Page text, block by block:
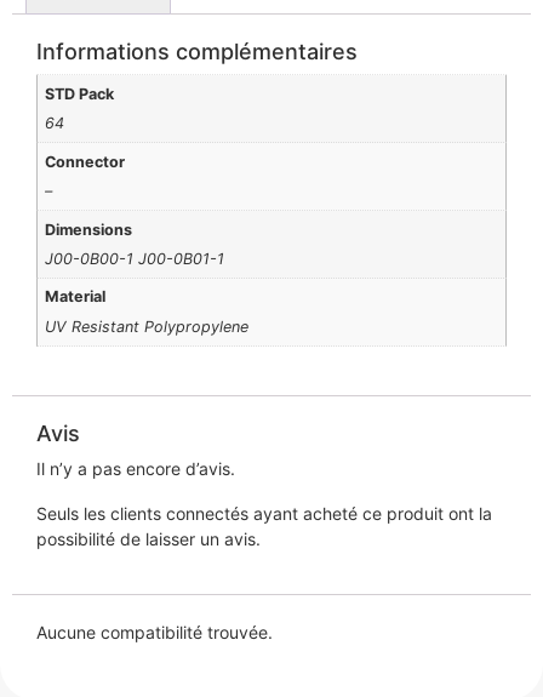
Informations complémentaires
STD Pack
64
Connector
–
Dimensions
J00-0B00-1 J00-0B01-1
Material
UV Resistant Polypropylene
Avis
Il n’y a pas encore d’avis.
Seuls les clients connectés ayant acheté ce produit ont la
possibilité de laisser un avis.
Aucune compatibilité trouvée.